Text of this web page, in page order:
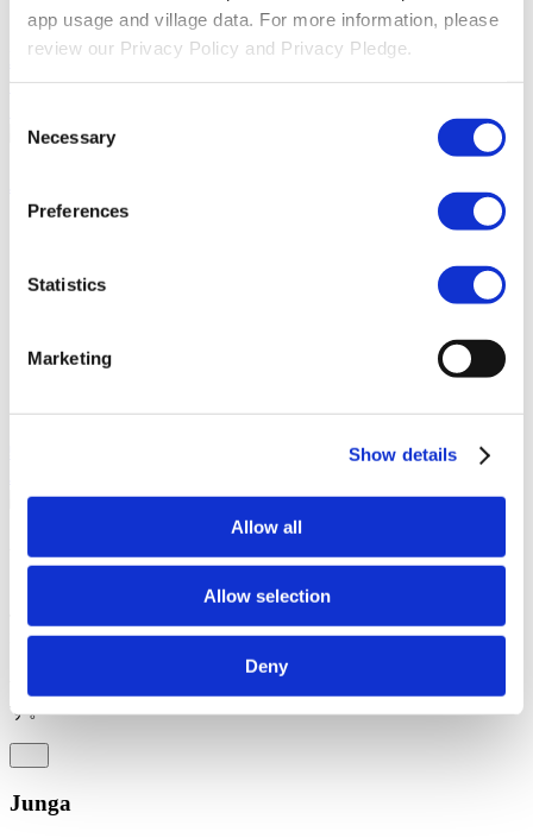
app usage and village data. For more information, please
review our Privacy Policy and Privacy Pledge.
Selection
Necessary
Preferences
Statistics
Marketing
Show details
Allow all
Allow selection
Deny
プライバシーに関する誓約
当社のプライバシー保護への
取り組みについてご覧ください。
アクセシビリティ
ちの目標は、あらゆる能力を持つ人々がJungaを利用できる
し、どのような点が異なるのかを確認
簡単な比較
かの重要な違いがあるため、これら2つのプラットフォーム
は競合相手ではなく、市場における同等の存在と言えます。
す。
Junga